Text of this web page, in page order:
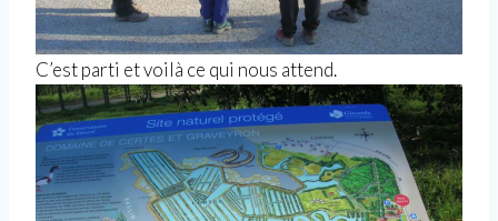
C’est parti et voilà ce qui nous attend.